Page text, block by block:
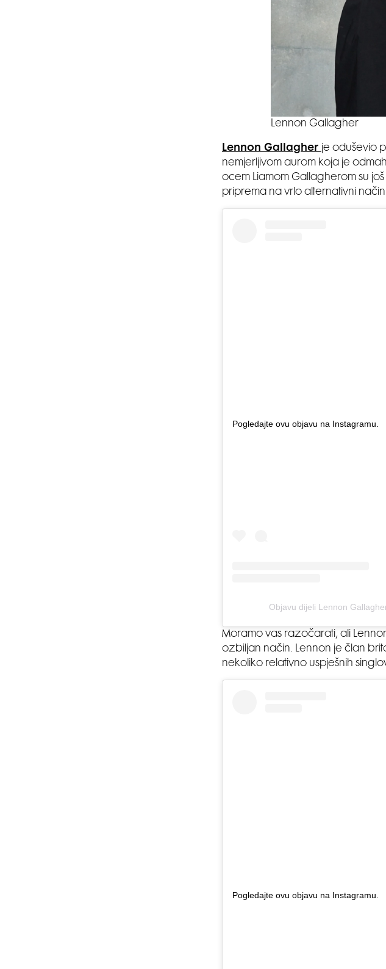
Lennon Gallagher
Lennon Gallagher je oduševio
nemjerljivom aurom koja je
ocem Liamom Gallagherom su
priprema na vrlo alternativni
Pogledajte ovu objavu na Instagramu.
Objavu dijeli Lennon
Moramo vas razočarati, ali
ozbiljan način. Lennon je član
nekoliko relativno uspješnih
Pogledajte ovu objavu na Instagramu.